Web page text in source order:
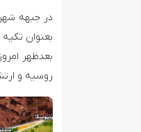
در جبهه
بعنوان
بعدظهر
روسیه و